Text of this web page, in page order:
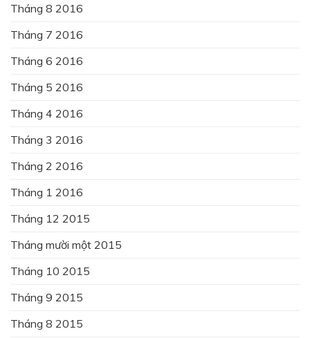
Tháng 8 2016
Tháng 7 2016
Tháng 6 2016
Tháng 5 2016
Tháng 4 2016
Tháng 3 2016
Tháng 2 2016
Tháng 1 2016
Tháng 12 2015
Tháng mười một 2015
Tháng 10 2015
Tháng 9 2015
Tháng 8 2015